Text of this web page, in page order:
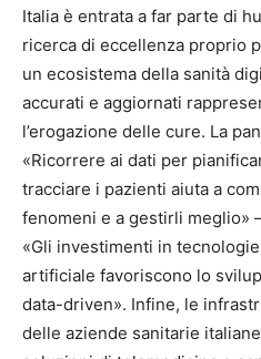
Italia è entrata a far parte di
ricerca di eccellenza proprio
un ecosistema della sanità
accurati e aggiornati
l’erogazione delle cure. La
«Ricorrere ai dati per
tracciare i pazienti aiuta a
fenomeni e a gestirli meglio»
«Gli investimenti in
artificiale favoriscono lo
data-driven». Infine, le
delle aziende sanitarie